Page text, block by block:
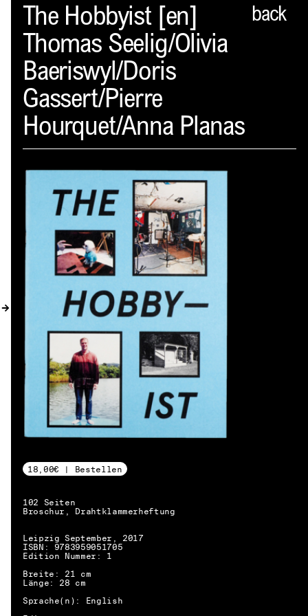
back
Spector
PROFIL
AKTUELLES
INDEX
WARENKORB (0)
VERLAGSVORSCHAU
DISTRIBUTION
KONTAKT
KUNDENKONTO
DE → EN
The Hobbyist [en]
Thomas Seelig/Olivia
Baeriswyl/Doris
Gassert/Pierre
Hourquet/Anna Planas
18,00€ | Bestellen
102 Seiten
Broschur, Drahtklammerheftung
Leipzig September, 2017
ISBN: 9783959051705
Edition Nummer: 1
Breite: 21 cm
Länge: 28 cm
Sprache(n): English